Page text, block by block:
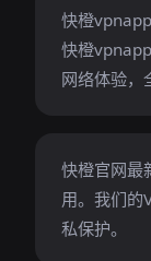
快橙
快橙
网络体验，
快橙官网最
用。我们的
私保护。